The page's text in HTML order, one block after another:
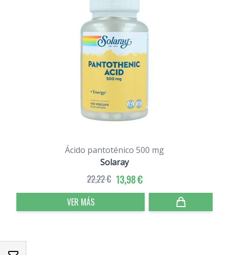
Ácido pantoténico 500 mg
Solaray
13,98 €
22,22 €
VER MÁS